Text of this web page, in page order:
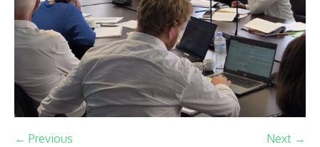
← Previous Next →